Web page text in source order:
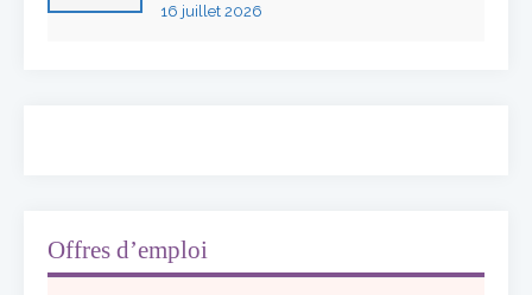
16 juillet 2026
Offres d’emploi